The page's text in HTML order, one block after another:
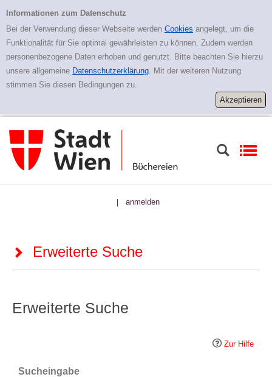
Erweiterte Suche
Informationen zum Datenschutz
Bei der Verwendung dieser Webseite werden Cookies angelegt, um die
Funktionalität für Sie optimal gewährleisten zu können. Zudem werden
personenbezogene Daten erhoben und genutzt. Bitte beachten Sie hierzu
unsere allgemeine Datenschutzerklärung. Mit der weiteren Nutzung
stimmen Sie diesen Bedingungen zu.
| anmelden
Erweiterte Suche
Erweiterte Suche
Zur Hilfe
Sucheingabe